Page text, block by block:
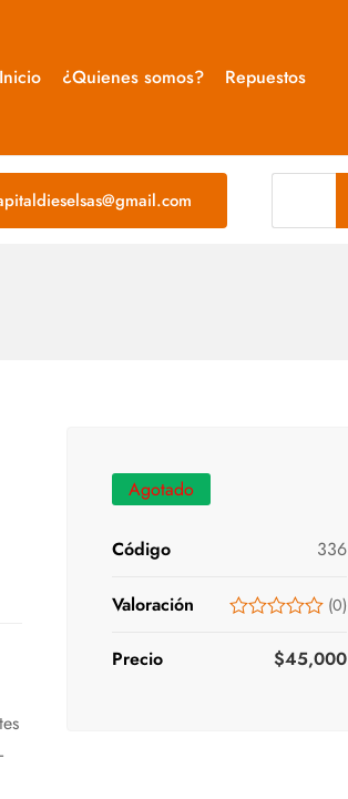
Inicio ¿Quienes somos? Repuestos
Agotado
Código 336
Valoración (0)
Precio $45,000